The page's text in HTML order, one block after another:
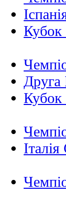
Кубок
Друга
Кубок